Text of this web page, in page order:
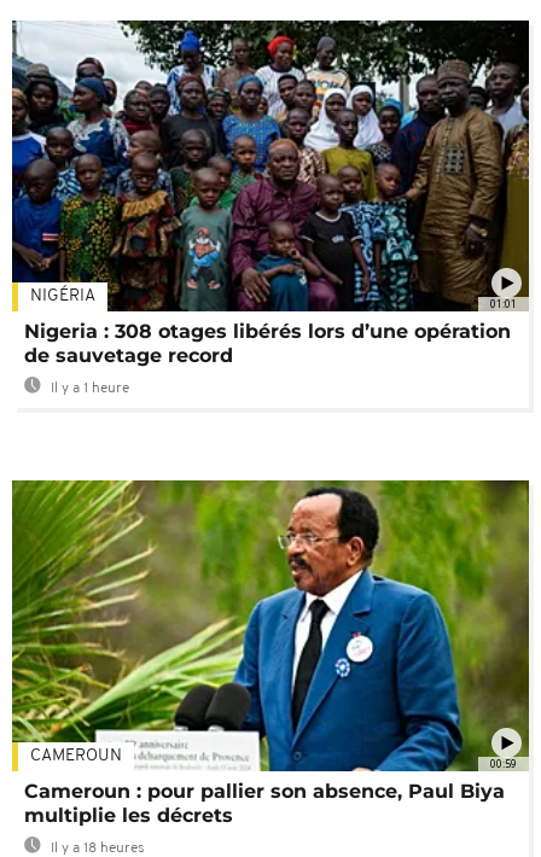
01:01
NIGÉRIA
Nigeria : 308 otages libérés lors d’une opération
de sauvetage record
Il y a 1 heure
00:59
CAMEROUN
Cameroun : pour pallier son absence, Paul Biya
multiplie les décrets
Il y a 18 heures